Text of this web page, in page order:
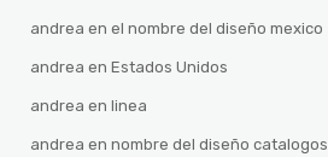
andrea en el nombre del diseño mexico
andrea en Estados Unidos
andrea en linea
andrea en nombre del diseño catalogos